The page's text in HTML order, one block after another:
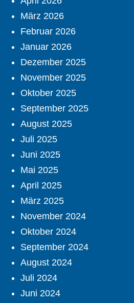
März 2026
Februar 2026
Januar 2026
Dezember 2025
November 2025
Oktober 2025
September 2025
August 2025
Juli 2025
Juni 2025
Mai 2025
April 2025
März 2025
November 2024
Oktober 2024
September 2024
August 2024
Juli 2024
Juni 2024